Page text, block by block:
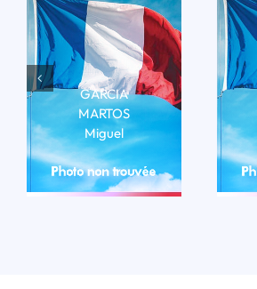
GARCIA
MARTOS
Miguel
LIRE LA BIO